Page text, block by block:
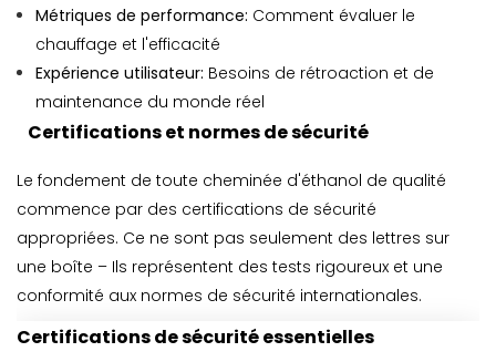
Métriques de performance: Comment évaluer le
chauffage et l'efficacité
Expérience utilisateur: Besoins de rétroaction et de
maintenance du monde réel
Certifications et normes de sécurité
Le fondement de toute cheminée d'éthanol de qualité
commence par des certifications de sécurité
appropriées. Ce ne sont pas seulement des lettres sur
une boîte – Ils représentent des tests rigoureux et une
conformité aux normes de sécurité internationales.
Certifications de sécurité essentielles